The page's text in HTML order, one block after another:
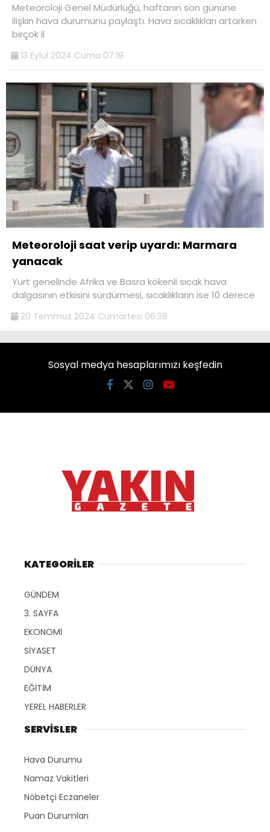
Meteoroloji Genel Müdürlüğü, haftanın son gününe
ilişkin hava durumunu paylaştı. Hava sıcaklıkları artarken
birçok il
13 Eylül 2024 Cuma 07:19
Meteoroloji saat verip uyardı: Marmara
yanacak
Yurt genelinde Afrika ve Basra kökenli sıcak hava
dalgasının etkisini sürdürmesi, sıcaklıkların ise 10 derece
20 Temmuz 2024 Cumartesi 06:38
Sosyal medya hesaplarımızı keşfedin
KATEGORİLER
GÜNDEM
3. SAYFA
EKONOMİ
SİYASET
DÜNYA
EĞİTİM
YEREL HABERLER
SERVİSLER
Hava Durumu
Namaz Vakitleri
Nöbetçi Eczaneler
Puan Durumları